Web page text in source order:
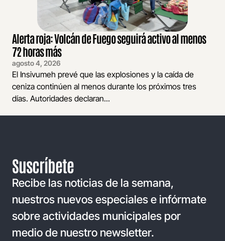
Alerta roja: Volcán de Fuego seguirá activo al menos
72 horas más
agosto 4, 2026
El Insivumeh prevé que las explosiones y la caída de
ceniza continúen al menos durante los próximos tres
días. Autoridades declaran...
Suscríbete
Recibe las noticias de la semana,
nuestros nuevos especiales e infórmate
sobre actividades municipales por
medio de nuestro newsletter.